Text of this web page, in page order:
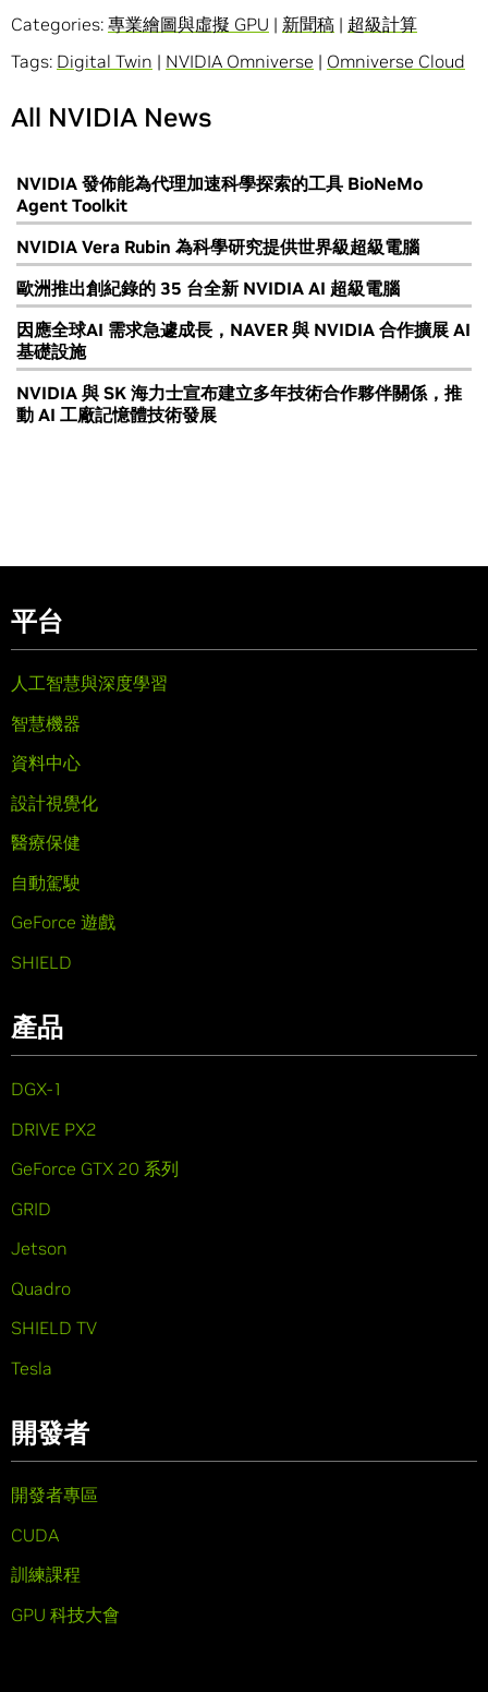
Categories: 專業繪圖與虛擬 GPU | 新聞稿 | 超級計算
Tags: Digital Twin | NVIDIA Omniverse | Omniverse Cloud
All NVIDIA News
NVIDIA 發佈能為代理加速科學探索的工具 BioNeMo
Agent Toolkit
NVIDIA Vera Rubin 為科學研究提供世界級超級電腦
歐洲推出創紀錄的 35 台全新 NVIDIA AI 超級電腦
因應全球AI 需求急遽成長，NAVER 與 NVIDIA 合作擴展 AI
基礎設施
NVIDIA 與 SK 海力士宣布建立多年技術合作夥伴關係，推
動 AI 工廠記憶體技術發展
平台
人工智慧與深度學習
智慧機器
資料中心
設計視覺化
醫療保健
自動駕駛
GeForce 遊戲
SHIELD
產品
DGX-1
DRIVE PX2
GeForce GTX 20 系列
GRID
Jetson
Quadro
SHIELD TV
Tesla
開發者
開發者專區
CUDA
訓練課程
GPU 科技大會